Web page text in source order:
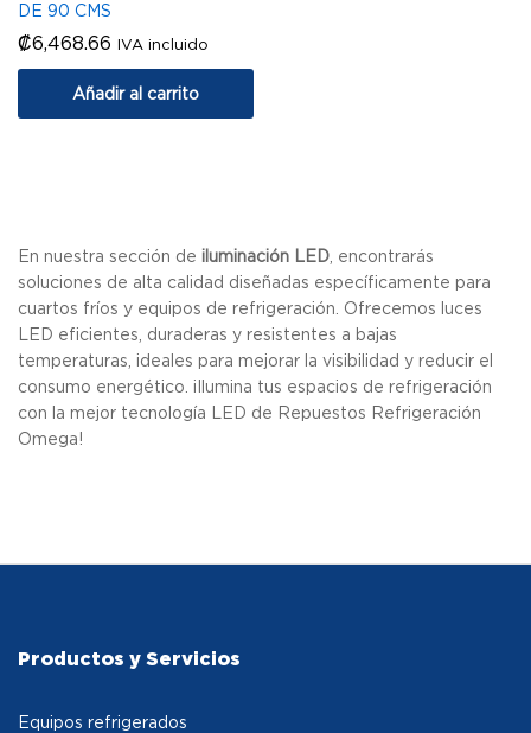
DE 90 CMS
₡6,468.66 IVA incluido
Añadir al carrito
En nuestra sección de iluminación LED , encontrarás
soluciones de alta calidad diseñadas específicamente para
cuartos fríos y equipos de refrigeración. Ofrecemos luces
LED eficientes, duraderas y resistentes a bajas
temperaturas, ideales para mejorar la visibilidad y reducir el
consumo energético. ¡Ilumina tus espacios de refrigeración
con la mejor tecnología LED de Repuestos Refrigeración
Omega!
Productos y Servicios
Equipos refrigerados